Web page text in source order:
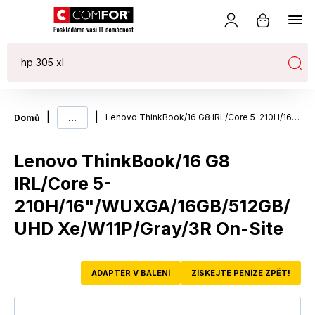
Domů ... Lenovo ThinkBook/16 G8 IRL/Core 5-210H/16"/WUXGA/16GB/512GB/UHD Xe/W11P/Gray/3R On-Site
Lenovo ThinkBook/16 G8
IRL/Core 5-
210H/16"/WUXGA/16GB/512GB/
UHD Xe/W11P/Gray/3R On-Site
ADAPTÉR V BALENÍ ZÍSKEJTE PENÍZE ZPĚT!